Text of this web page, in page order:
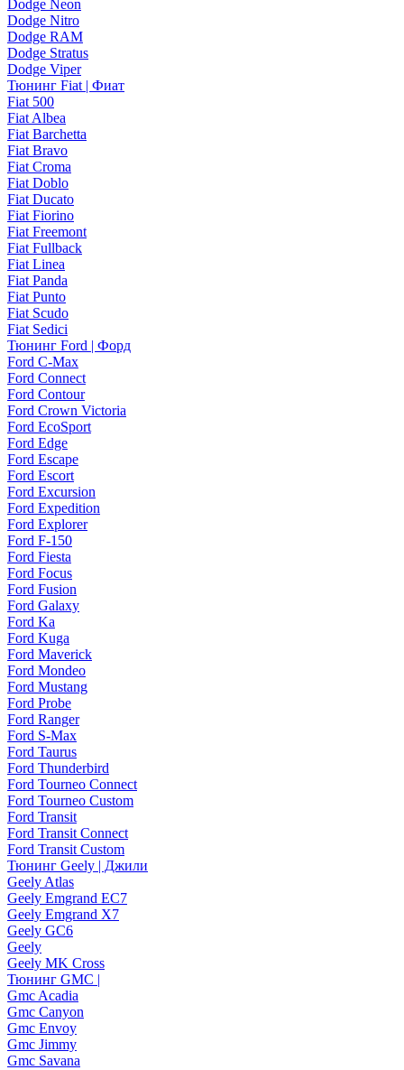
Dodge Neon
Dodge Nitro
Dodge RAM
Dodge Stratus
Dodge Viper
Тюнинг Fiat | Фиат
Fiat 500
Fiat Albea
Fiat Barchetta
Fiat Bravo
Fiat Croma
Fiat Doblo
Fiat Ducato
Fiat Fiorino
Fiat Freemont
Fiat Fullback
Fiat Linea
Fiat Panda
Fiat Punto
Fiat Scudo
Fiat Sedici
Тюнинг Ford | Форд
Ford C-Max
Ford Connect
Ford Contour
Ford Crown Victoria
Ford EcoSport
Ford Edge
Ford Escape
Ford Escort
Ford Excursion
Ford Expedition
Ford Explorer
Ford F-150
Ford Fiesta
Ford Focus
Ford Fusion
Ford Galaxy
Ford Ka
Ford Kuga
Ford Maverick
Ford Mondeo
Ford Mustang
Ford Probe
Ford Ranger
Ford S-Max
Ford Taurus
Ford Thunderbird
Ford Tourneo Connect
Ford Tourneo Custom
Ford Transit
Ford Transit Connect
Ford Transit Custom
Тюнинг Geely | Джили
Geely Atlas
Geely Emgrand EC7
Geely Emgrand X7
Geely GC6
Geely
Geely MK Cross
Тюнинг GMC |
Gmc Acadia
Gmc Canyon
Gmc Envoy
Gmc Jimmy
Gmc Savana